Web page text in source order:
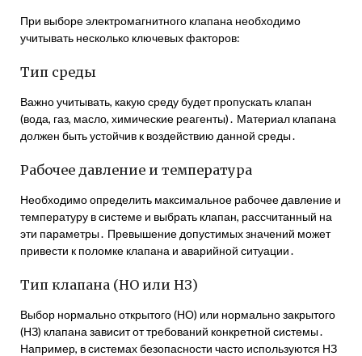
При выборе электромагнитного клапана необходимо
учитывать несколько ключевых факторов:
Тип среды
Важно учитывать, какую среду будет пропускать клапан
(вода, газ, масло, химические реагенты)․ Материал клапана
должен быть устойчив к воздействию данной среды․
Рабочее давление и температура
Необходимо определить максимальное рабочее давление и
температуру в системе и выбрать клапан, рассчитанный на
эти параметры․ Превышение допустимых значений может
привести к поломке клапана и аварийной ситуации․
Тип клапана (НО или НЗ)
Выбор нормально открытого (НО) или нормально закрытого
(НЗ) клапана зависит от требований конкретной системы․
Например, в системах безопасности часто используются НЗ